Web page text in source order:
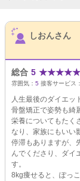
サ
しおんさん
総合 5 ★★★★★
雰囲気： 5 接客サービス：
人生最後のダイエッ
骨盤矯正で姿勢も綺
栄養についてもたく
なり、家族にもいい
停滞もありますが、
んでくださり、ダイ
す。
8kg痩せると、ぽっ